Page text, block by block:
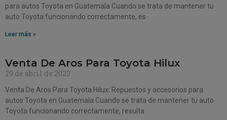
para autos Toyota en Guatemala Cuando se trata de mantener tu
auto Toyota funcionando correctamente, es
Leer más »
Venta De Aros Para Toyota Hilux
29 de abril de 2023
Venta De Aros Para Toyota Hilux: Repuestos y accesorios para
autos Toyota en Guatemala Cuando se trata de mantener tu auto
Toyota funcionando correctamente, resulta